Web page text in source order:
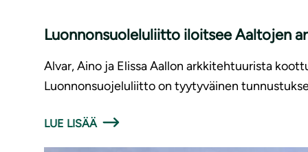
Luonnonsuoleluliitto iloitsee Aaltojen
Alvar, Aino ja Elissa Aallon arkkitehtuurista
Luonnonsuojeluliitto on tyytyväinen
LUE LISÄÄ